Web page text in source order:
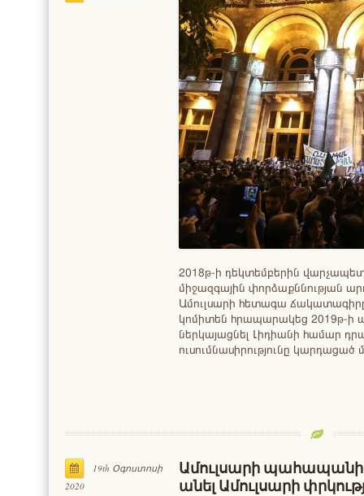
2018թ-ի դեկտեմբերին
միջազգային փորձաքննության
Ամուլսարի հետագա
կոմիտեն հրապարակեց 2019թ-ի
ներկայացնել Լիդիանի համար
ուսումնասիրությունը
19th Օգոստոսի
2020
Ամուլսարի պահապանի
անել Ամուլսարի